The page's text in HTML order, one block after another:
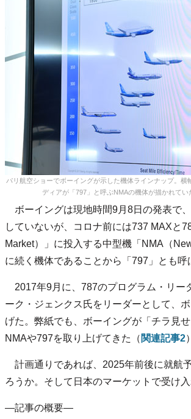
パリ航空ショーでボーイングが示した機体ラインナップ。
ディアが「797」と呼ぶNMAの機体が描かれて
ボーイングは現地時間9月8日の発表で
していないが、コロナ前には737 MAXと
Market）」に投入する中型機「NMA（
に続く機体であることから「797」とも呼
2017年9月に、787のプログラム・リー
ーク・ジェンクス氏をリーダーとして、
げた。弊紙でも、ボーイングが「チラ見
NMAや797を取り上げてきた（ 関連記事2
計画通りであれば、2025年前後に就航
ろうか。そして日本のマーケットで受け
—記事の概要—